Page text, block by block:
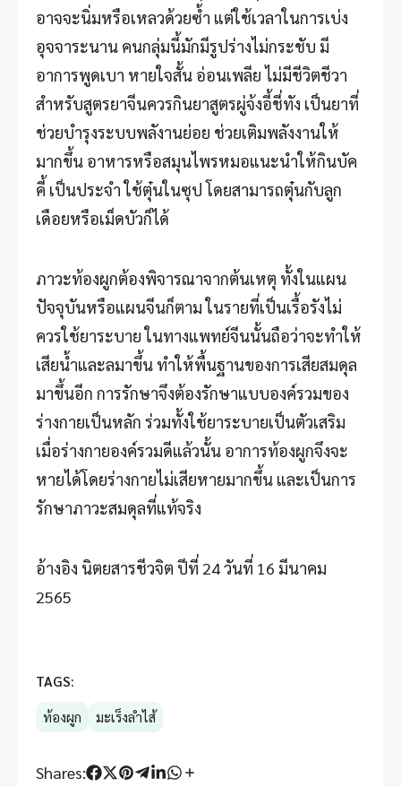
อาจจะนิ่มหรือเหลวด้วยซ้ำ แต่ใช้เวลาในการเบ่ง
อุจจาระนาน คนกลุ่มนี้มักมีรูปร่างไม่กระชับ มี
อาการพูดเบา หายใจสั้น อ่อนเพลีย ไม่มีชีวิตชีวา
สำหรับสูตรยาจีนควรกินยาสูตรผู่จ้งอี้ชี่ทัง เป็นยาที่
ช่วยบำรุงระบบพลังานย่อย ช่วยเติมพลังงานให้
มากขึ้น อาหารหรือสมุนไพรหมอแนะนำให้กินบัค
คี้ เป็นประจำ ใช้ตุ๋นในซุป โดยสามารถตุ๋นกับลูก
เดือยหรือเม็ดบัวก็ได้
ภาวะท้องผูกต้องพิจารณาจากต้นเหตุ ทั้งในแผน
ปัจจุบันหรือแผนจีนก็ตาม ในรายที่เป็นเรื้อรังไม่
ควรใช้ยาระบาย ในทางแพทย์จีนนั้นถือว่าจะทำให้
เสียน้ำและลมาขึ้น ทำให้พื้นฐานของการเสียสมดุล
มาขึ้นอีก การรักษาจึงต้องรักษาแบบองค์รวมของ
ร่างกายเป็นหลัก ร่วมทั้งใช้ยาระบายเป็นตัวเสริม
เมื่อร่างกายองค์รวมดีแล้วนั้น อาการท้องผูกจึงจะ
หายได้โดยร่างกายไม่เสียหายมากขึ้น และเป็นการ
รักษาภาวะสมดุลที่แท้จริง
อ้างอิง นิตยสารชีวจิต ปีที่ 24 วันที่ 16 มีนาคม
2565
TAGS:
ท้องผูก
มะเร็งลำไส้
Shares: